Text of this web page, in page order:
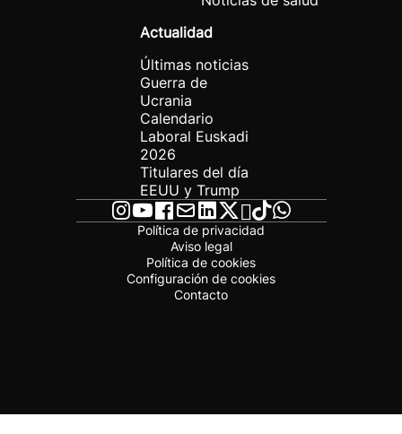
Actualidad
Últimas noticias
Guerra de
Ucrania
Calendario
Laboral Euskadi
2026
Titulares del día
EEUU y Trump
Política de privacidad
Aviso legal
Política de cookies
Configuración de cookies
Contacto